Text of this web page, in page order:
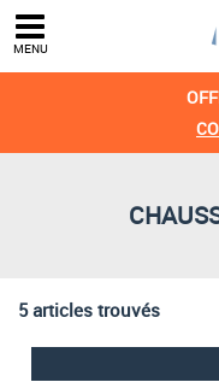
MENU
5 articles trouvés
Trier par
Derniers arrivages
Meilleures remises